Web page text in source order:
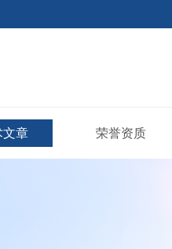
文章 荣誉资质